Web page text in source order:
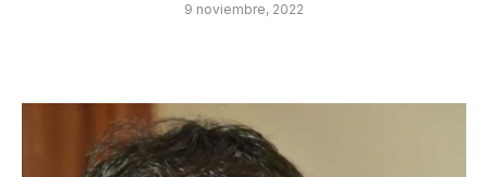
9 noviembre, 2022